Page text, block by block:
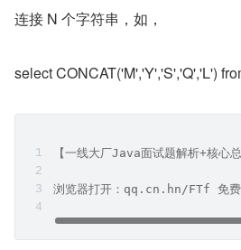
连接 N 个字符串，如，
select CONCAT('M','Y','S','Q','L')
【一线大厂Java面试题解析+核心
浏览器打开：qq.cn.hn/FTf 免费